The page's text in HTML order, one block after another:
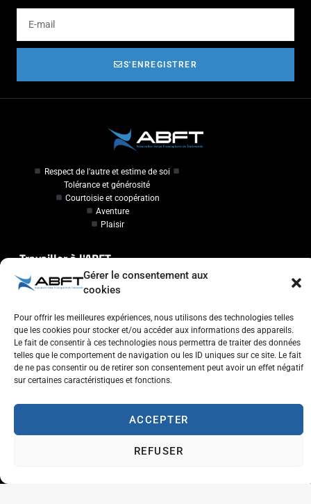
Gérer le consentement aux
cookies
Pour offrir les meilleures expériences, nous utilisons des technologies telles
que les cookies pour stocker et/ou accéder aux informations des appareils.
Le fait de consentir à ces technologies nous permettra de traiter des données
telles que le comportement de navigation ou les ID uniques sur ce site. Le fait
de ne pas consentir ou de retirer son consentement peut avoir un effet négatif
sur certaines caractéristiques et fonctions.
ACCEPTER
REFUSER
S'ENREGISTRER
Respect de l'autre et estime de soi
Tolérance et générosité
Courtoisie et coopération
Aventure
Plaisir
Travailler à l'ABFT
Initiateur en Taekwondo
Contact
Association Belge Francophone de Taekwondo
Chaussée de Wavre, 2057 - 1160 Auderghem
info@abft.be
+32 (0)2 347 34 77